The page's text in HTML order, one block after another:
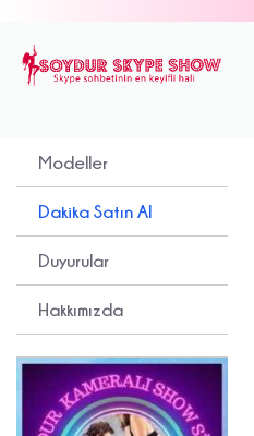
Modeller
Dakika Satın Al
Duyurular
Hakkımızda